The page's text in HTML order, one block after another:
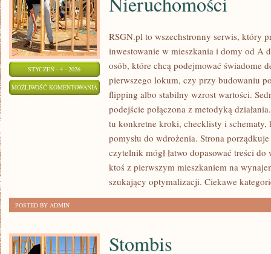
STYCZEŃ - 4 - 2026
MOŻLIWOŚĆ KOMENTOWANIA SEZONOWOŚĆ
RYNKU
RSGN.pl to wszechstronny serwis, który
inwestowanie w mieszkania i domy od A
osób, które chcą podejmować świadome
pierwszego lokum, czy przy budowaniu
flipping albo stabilny wzrost wartości.
podejście połączona z metodyką
tu konkretne kroki, checklisty i schematy,
pomysłu do wdrożenia. Strona
czytelnik mógł łatwo dopasować treści do
ktoś z pierwszym mieszkaniem na
szukający optymalizacji. Ciekawe
POSTED BY ADMIN
Stombis